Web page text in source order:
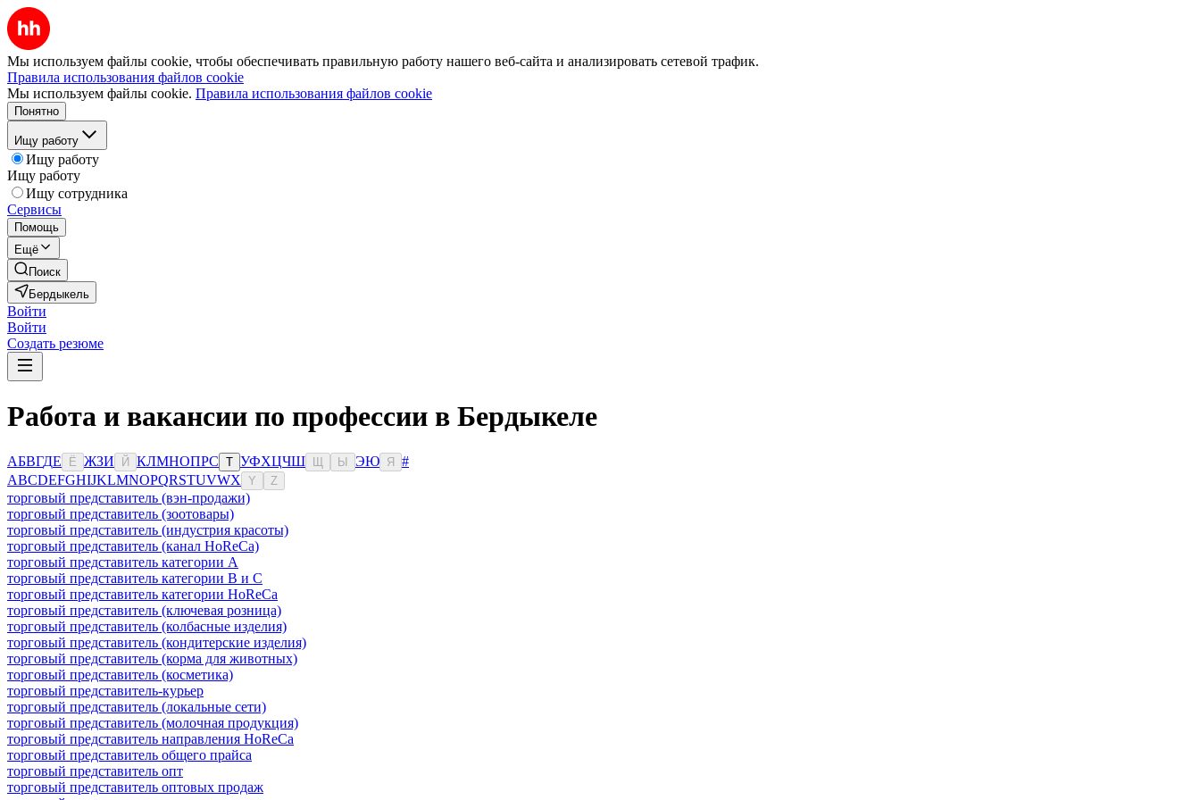
Мы используем файлы cookie, чтобы обеспечивать правильную работу нашего веб-сайта и анализировать сетевой трафик.
Правила использования файлов cookie
Мы используем файлы cookie. Правила использования файлов cookie
Понятно
Ищу работу
Ищу работу
Ищу работу
Ищу сотрудника
Сервисы
Помощь
Ещё
Поиск
Бердыкель
Войти
Войти
Создать резюме
Работа и вакансии по профессии в Бердыкеле
АБВГДЕ Ё ЖЗИ Й КЛМНОПРС Т УФХЦЧШ Ы ЭЮ Я
#
ABCDEFGHIJKLMNOPQRSTUVWX Y Z
торговый представитель (вэн-продажи)
торговый представитель (зоотовары)
торговый представитель (индустрия красоты)
торговый представитель (канал HoReCa)
торговый представитель категории A
торговый представитель категории B и C
торговый представитель категории HoReCa
торговый представитель (ключевая розница)
торговый представитель (колбасные изделия)
торговый представитель (кондитерские изделия)
торговый представитель (корма для животных)
торговый представитель (косметика)
торговый представитель-курьер
торговый представитель (локальные сети)
торговый представитель (молочная продукция)
торговый представитель направления HoReCa
торговый представитель общего прайса
торговый представитель опт
торговый представитель оптовых продаж